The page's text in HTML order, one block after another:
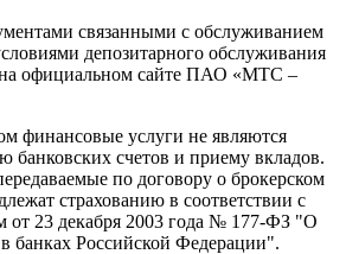
связанными с обслуживанием
депозитарного обслуживания
официальном сайте ПАО «МТС –
финансовые услуги не являются
банковских счетов и приему вкладов.
по договору о брокерском
страхованию в соответствии с
от 23 декабря 2003 года № 177-ФЗ "О
банках Российской Федерации".